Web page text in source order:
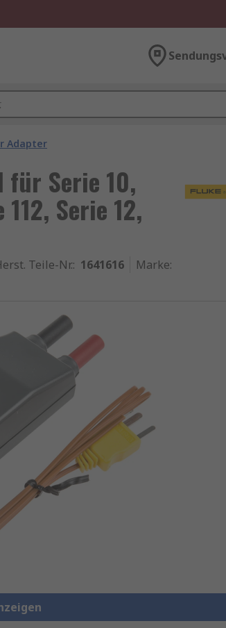
Adapter
für Serie 10,
112, Serie 12,
Teile-Nr.: 1641616 Marke: